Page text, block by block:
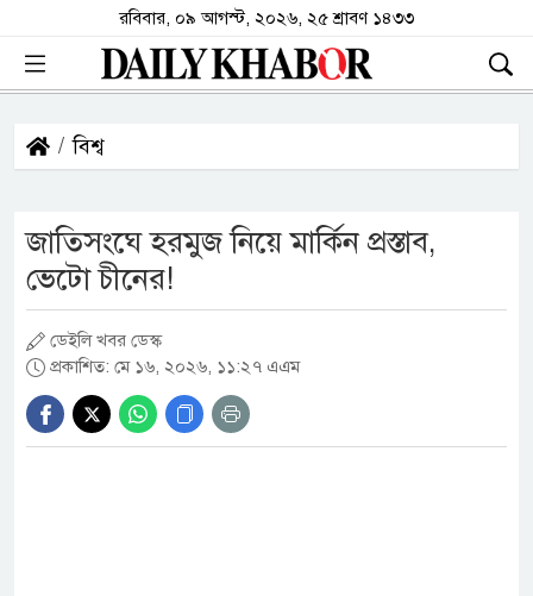
রবিবার, ০৯ আগস্ট, ২০২৬, ২৫ শ্রাবণ ১৪৩৩
বিশ্ব
জাতিসংঘে হরমুজ নিয়ে মার্কিন প্রস্তাব,
ভেটো চীনের!
ডেইলি খবর ডেস্ক
প্রকাশিত: মে ১৬, ২০২৬, ১১:২৭ এএম